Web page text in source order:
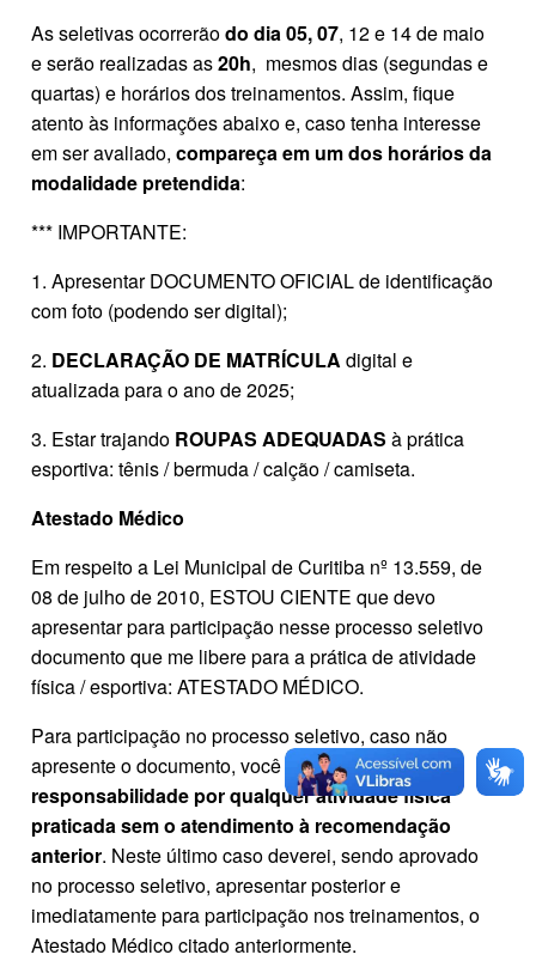
As seletivas ocorrerãodo dia 05, 07, 12 e 14 de maio
e serão realizadas as20h, mesmos dias (segundas e
quartas) e horários dos treinamentos. Assim, fique
atento às informações abaixo e, caso tenha interesse
em ser avaliado, compareça em um dos horários da
modalidade pretendida:
*** IMPORTANTE:
1. Apresentar DOCUMENTO OFICIAL de identificação
com foto (podendo ser digital);
2. DECLARAÇÃO DE MATRÍCULA digital e
atualizada para o ano de 2025;
3. Estar trajando ROUPAS ADEQUADAS à prática
esportiva: tênis / bermuda / calção / camiseta.
Atestado Médico
Em respeito a Lei Municipal de Curitiba nº 13.559, de
08 de julho de 2010, ESTOU CIENTE que devo
apresentar para participação nesse processo seletivo
documento que me libere para a prática de atividade
física / esportiva: ATESTADO MÉDICO.
Para participação no processo seletivo, caso não
apresente o documento, você deveassumirplena
responsabilidade por qualquer atividade física
praticada sem o atendimento à recomendação
anterior. Neste último caso deverei, sendo aprovado
no processo seletivo, apresentar posterior e
imediatamente para participação nos treinamentos, o
Atestado Médico citado anteriormente.